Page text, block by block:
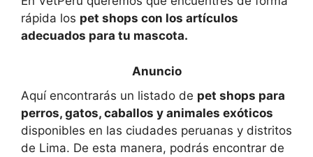
rápida los pet shops con los artículos
adecuados para tu mascota.
Aquí encontrarás un listado de pet shops para
perros, gatos, caballos y animales exóticos
disponibles en las ciudades peruanas y distritos
de Lima. De esta manera, podrás encontrar de